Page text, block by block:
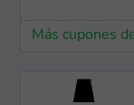
Más cupones